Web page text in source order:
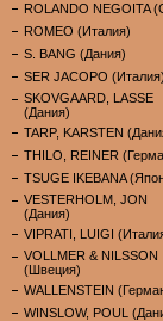
ROLANDO NEGOITA
ROMEO (Италия)
S. BANG (Дания)
SER JACOPO (Италия)
SKOVGAARD, LASSE
(Дания)
TARP, KARSTEN
THILO, REINER
TSUGE IKEBANA
VESTERHOLM, JON
(Дания)
VIPRATI, LUIGI
VOLLMER & NILSSON
(Швеция)
WALLENSTEIN
WINSLOW, POUL